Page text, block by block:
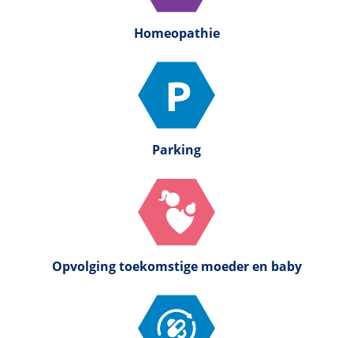
Homeopathie
Parking
Opvolging toekomstige moeder en baby